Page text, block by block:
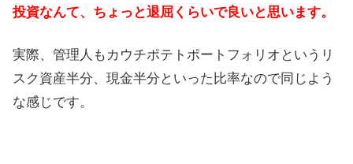
投資なんて、ちょっと退屈くらいで良いと思います。
実際、管理人もカウチポテトポートフォリオというリ
スク資産半分、現金半分といった比率なので同じよう
な感じです。